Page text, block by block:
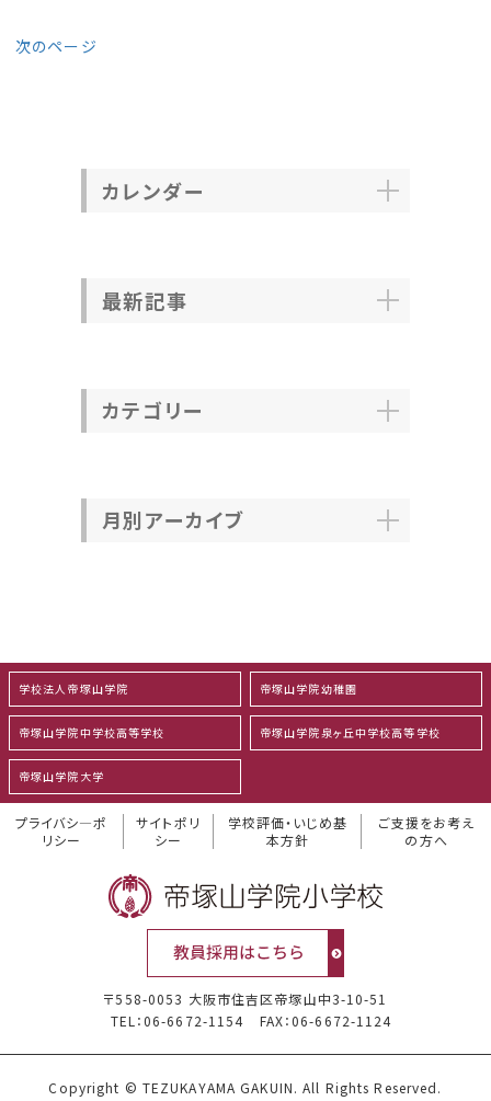
次のページ
カレンダー
最新記事
カテゴリー
月別アーカイブ
学校法人帝塚山学院 帝塚山学院幼稚園
帝塚山学院中学校高等学校 帝塚山学院泉ヶ丘中学校高等学校
帝塚山学院大学
プライバシ―ポ
リシー
サイトポリ
シー
学校評価・いじめ基
本方針
ご支援をお考え
の方へ
〒558-0053 大阪市住吉区帝塚山中3-10-51
TEL：06-6672-1154
FAX：06-6672-1124
Copyright © TEZUKAYAMA GAKUIN. All Rights Reserved.